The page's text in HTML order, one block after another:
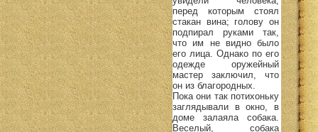
перед которым стоял
стакан вина; голову он
подпирал руками так,
что им не видно было
его лица. Однако по его
одежде оружейный
мастер заключил, что
он из благородных.
Пока они так потихоньку
заглядывали в окно, в
доме залаяла собака.
Веселый, собака